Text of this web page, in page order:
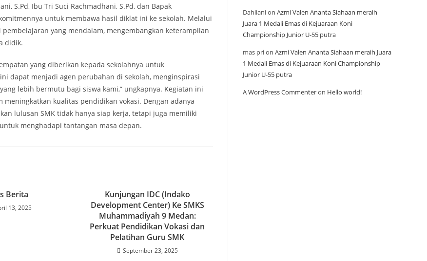
S.Pd, Ibu Tri Suci Rachmadhani, S.Pd, dan Bapak
untuk membawa hasil diklat ini ke sekolah. Melalui
yang mendalam, mengembangkan keterampilan
didik.
yang diberikan kepada sekolahnya untuk
dapat menjadi agen perubahan di sekolah, menginspirasi
lebih bermutu bagi siswa kami,” ungkapnya. Kegiatan ini
kualitas pendidikan vokasi. Dengan adanya
lulusan SMK tidak hanya siap kerja, tetapi juga memiliki
menghadapi tantangan masa depan.
Berita
13, 2025
Kunjungan IDC (Indako
Development Center) Ke SMKS
Muhammadiyah 9 Medan:
Perkuat Pendidikan Vokasi dan
Pelatihan Guru SMK
September 23, 2025
Dahlianion Azmi Valen Ananta Siahaan meraih
Juara 1 Medali Emas di Kejuaraan Koni
Championship Junior U-55 putra
mas prion Azmi Valen Ananta Siahaan meraih Juara
1 Medali Emas di Kejuaraan Koni Championship
Junior U-55 putra
A WordPress Commenteron Hello world!